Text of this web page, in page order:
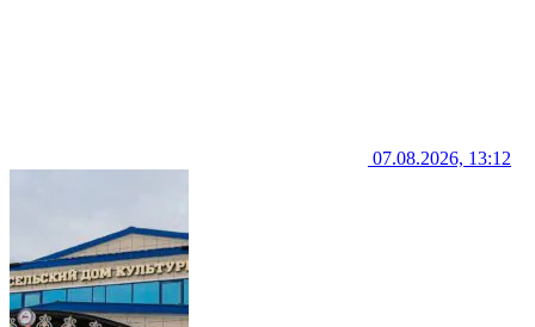
07.08.2026, 13:12